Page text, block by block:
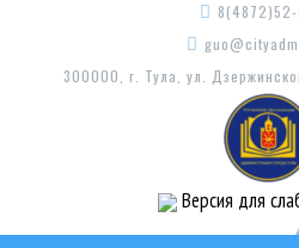
8(4872)52-
300000, г. Тула, ул.
Версия для